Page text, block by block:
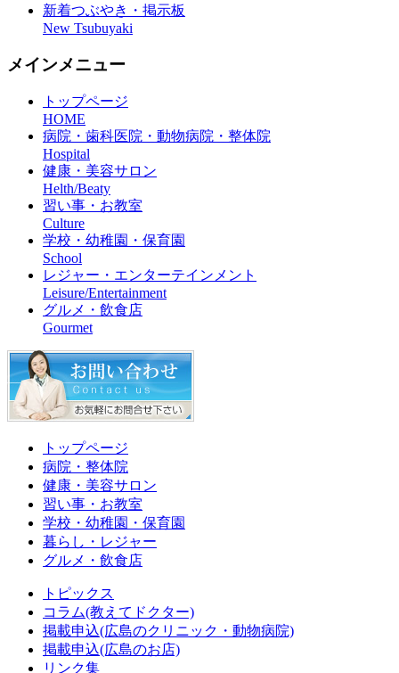
新着つぶやき・掲示板
New Tsubuyaki
メインメニュー
トップページ
HOME
病院・歯科医院・動物病院・整体院
Hospital
健康・美容サロン
Helth/Beaty
習い事・お教室
Culture
学校・幼稚園・保育園
School
レジャー・エンターテインメント
Leisure/Entertainment
グルメ・飲食店
Gourmet
トップページ
病院・整体院
健康・美容サロン
習い事・お教室
学校・幼稚園・保育園
暮らし・レジャー
グルメ・飲食店
トピックス
コラム(教えてドクター)
掲載申込(広島のクリニック・動物病院)
掲載申込(広島のお店)
リンク集